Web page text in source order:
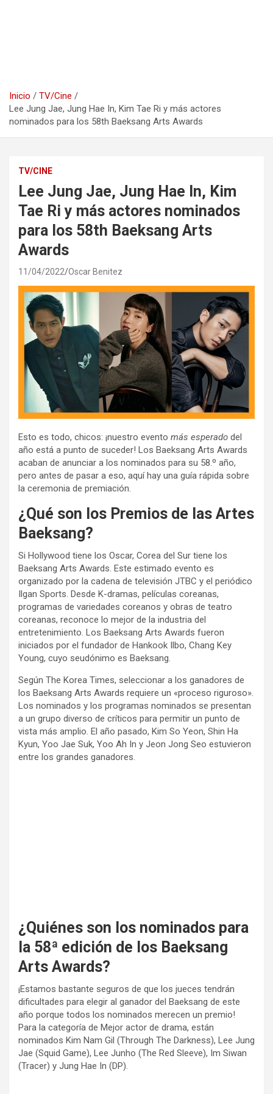
Inicio
TV/Cine
Lee Jung Jae, Jung Hae In, Kim Tae Ri y más actores
nominados para los 58th Baeksang Arts Awards
TV/CINE
Lee Jung Jae, Jung Hae In, Kim
Tae Ri y más actores nominados
para los 58th Baeksang Arts
Awards
11/04/2022 Oscar Benitez
Esto es todo, chicos: ¡nuestro evento más esperado del
año está a punto de suceder! Los Baeksang Arts Awards
acaban de anunciar a los nominados para su 58.º año,
pero antes de pasar a eso, aquí hay una guía rápida sobre
la ceremonia de premiación.
¿Qué son los Premios de las Artes
Baeksang?
Si Hollywood tiene los Oscar, Corea del Sur tiene los
Baeksang Arts Awards. Este estimado evento es
organizado por la cadena de televisión JTBC y el periódico
Ilgan Sports. Desde K-dramas, películas coreanas,
programas de variedades coreanos y obras de teatro
coreanas, reconoce lo mejor de la industria del
entretenimiento. Los Baeksang Arts Awards fueron
iniciados por el fundador de Hankook Ilbo, Chang Key
Young, cuyo seudónimo es Baeksang.
Según The Korea Times, seleccionar a los ganadores de
los Baeksang Arts Awards requiere un «proceso riguroso».
Los nominados y los programas nominados se presentan
a un grupo diverso de críticos para permitir un punto de
vista más amplio. El año pasado, Kim So Yeon, Shin Ha
Kyun, Yoo Jae Suk, Yoo Ah In y Jeon Jong Seo estuvieron
entre los grandes ganadores.
¿Quiénes son los nominados para
la 58ª edición de los Baeksang
Arts Awards?
¡Estamos bastante seguros de que los jueces tendrán
dificultades para elegir al ganador del Baeksang de este
año porque todos los nominados merecen un premio!
Para la categoría de Mejor actor de drama, están
nominados Kim Nam Gil (Through The Darkness), Lee Jung
Jae (Squid Game), Lee Junho (The Red Sleeve), Im Siwan
(Tracer) y Jung Hae In (DP).